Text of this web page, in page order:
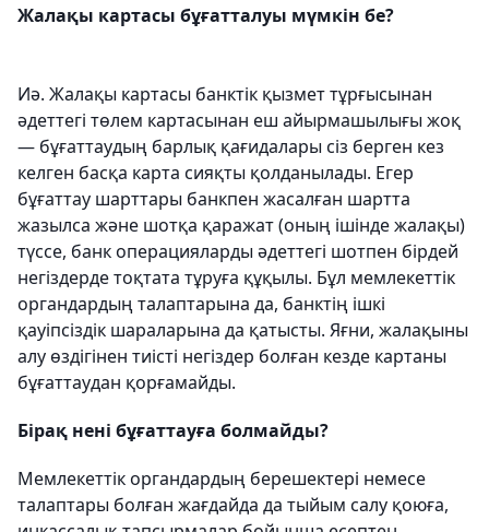
Жалақы картасы бұғатталуы мүмкін бе?
Иә. Жалақы картасы банктік қызмет тұрғысынан
әдеттегі төлем картасынан еш айырмашылығы жоқ
— бұғаттаудың барлық қағидалары сіз берген кез
келген басқа карта сияқты қолданылады. Егер
бұғаттау шарттары банкпен жасалған шартта
жазылса және шотқа қаражат (оның ішінде жалақы)
түссе, банк операцияларды әдеттегі шотпен бірдей
негіздерде тоқтата тұруға құқылы. Бұл мемлекеттік
органдардың талаптарына да, банктің ішкі
қауіпсіздік шараларына да қатысты. Яғни, жалақыны
алу өздігінен тиісті негіздер болған кезде картаны
бұғаттаудан қорғамайды.
Бірақ нені бұғаттауға болмайды?
Мемлекеттік органдардың берешектері немесе
талаптары болған жағдайда да тыйым салу қоюға,